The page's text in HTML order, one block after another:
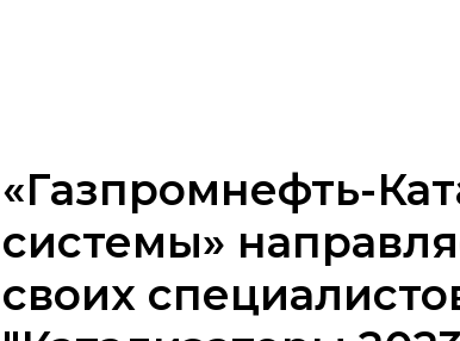
«Газпромнефть-
системы»
своих